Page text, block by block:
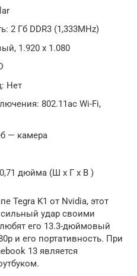
2 Гб DDR3 (1,333MHz)
1.920 х 1.080
Нет
802.11ac Wi-Fi,
— камера
дюйма (Ш х Г х В )
Tegra K1 от Nvidia, этот
удар своими
его 13.3-дюймовый
и его портативность. При
13 является